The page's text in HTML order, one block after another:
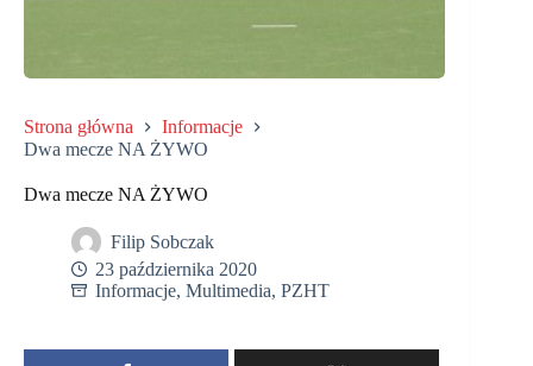
Strona główna
Informacje
Dwa mecze NA ŻYWO
Dwa mecze NA ŻYWO
Filip Sobczak
23 października 2020
Informacje, Multimedia, PZHT